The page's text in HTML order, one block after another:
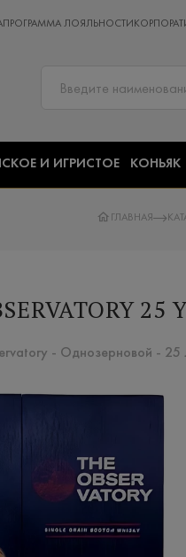
ПРОГРАММА ЛОЯЛЬНОСТИ
И ИГРИСТОЕ КОНЬЯК
ГЛАВНАЯ
25
- Однозерновой - 25